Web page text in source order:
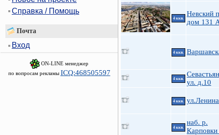
Справка / Помощь
Почта
Вход
ON-LINE менеджер
по вопросам рекламы ICQ:468505597
4 ккв.
Невский
дом 131
4 ккв.
4 ккв.
ул. д.10
4 ккв.
4 ккв.
наб. р.
Карповки